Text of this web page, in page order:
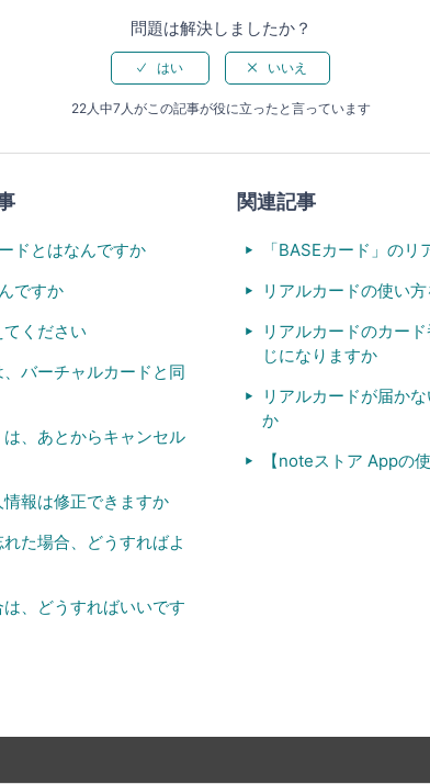
問題は解決しましたか？
22人中7人がこの記事が役に立ったと言っています
ドとはなんですか
ですか
ください
バーチャルカードと同
、あとからキャンセル
報は修正できますか
た場合、どうすればよ
、どうすればいいです
関連記事
「BASEカード」の
リアルカードの使い
リアルカードのカー
じになりますか
リアルカードが届か
か
【noteストア Appの